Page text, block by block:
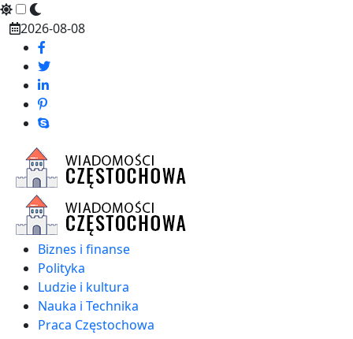
Skip
content
2026-08-08
Biznes i finanse
Polityka
Ludzie i kultura
Nauka i Technika
Praca Częstochowa